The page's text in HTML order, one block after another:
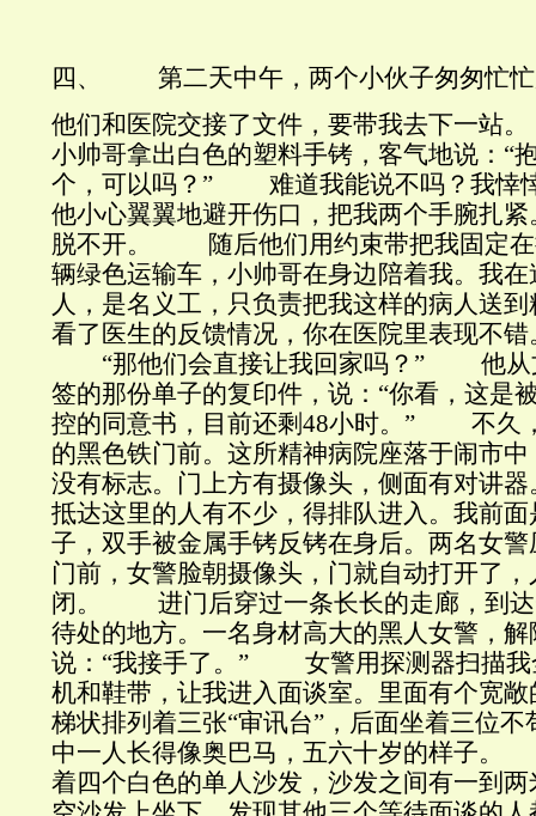
四、 第二天中午，两个小伙子匆匆忙忙
他们和医院交接了文件，要带我去下一
小帅哥拿出白色的塑料手铐，客气地说：“
个，可以吗？” 难道我能说不吗？我悻
他小心翼翼地避开伤口，把我两个手腕扎
脱不开。 随后他们用约束带把我固定在
辆绿色运输车，小帅哥在身边陪着我。我
人，是名义工，只负责把我这样的病人
看了医生的反馈情况，你在医院里表现不错
“那他们会直接让我回家吗？” 他从
签的那份单子的复印件，说：“你看，这是
控的同意书，目前还剩48小时。” 不久
的黑色铁门前。这所精神病院座落于闹市
没有标志。门上方有摄像头，侧面有对
抵达这里的人有不少，得排队进入。我前
子，双手被金属手铐反铐在身后。两名女
门前，女警脸朝摄像头，门就自动打开了
闭。 进门后穿过一条长长的走廊，到达
待处的地方。一名身材高大的黑人女警，
说：“我接手了。” 女警用探测器扫描我
机和鞋带，让我进入面谈室。里面有个宽
梯状排列着三张“审讯台”，后面坐着三位
中一人长得像奥巴马，五六十岁的样子
着四个白色的单人沙发，沙发之间有一到